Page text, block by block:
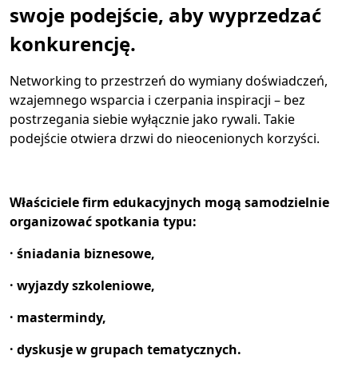
swoje podejście, aby wyprzedzać
konkurencję.
Networking to przestrzeń do wymiany doświadczeń,
wzajemnego wsparcia i czerpania inspiracji – bez
postrzegania siebie wyłącznie jako rywali. Takie
podejście otwiera drzwi do nieocenionych korzyści.
Właściciele firm edukacyjnych mogą samodzielnie
organizować spotkania typu:
· śniadania biznesowe,
· wyjazdy szkoleniowe,
· mastermindy,
· dyskusje w grupach tematycznych.